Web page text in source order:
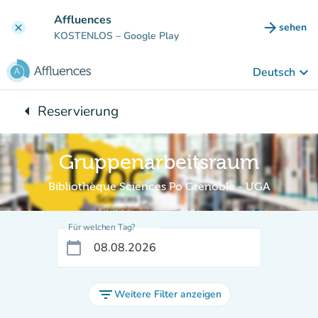
clear Affluences
KOSTENLOS – Google Play arrow_forward sehen
(new
Deutsch keyboard_arrow_down
arrow_leftZurück zu:
Reservierung
Gruppenarbeitsraum
Bibliothèque Sciences Po Grenoble - UGA
Für welchen Tag?
calendar_today
filter_listWeitere Filter anzeigen